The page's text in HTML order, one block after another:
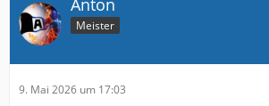
Meister
9. Mai 2026 um 17:03